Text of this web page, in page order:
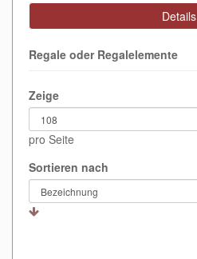
Details
Regale oder Regalelemente
Zeige
pro Seite
Sortieren nach